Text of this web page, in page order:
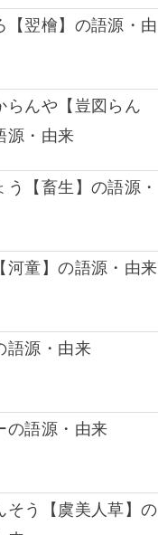
【翌檜】の語源・由
らんや【豈図らん
源・由来
う【畜生】の語源・
河童】の語源・由来
語源・由来
の語源・由来
そう【虞美人草】の